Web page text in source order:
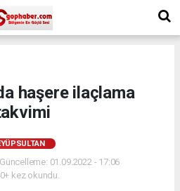
haşere ilaçlama
01.09.2022 - 17:06
kez okundu.